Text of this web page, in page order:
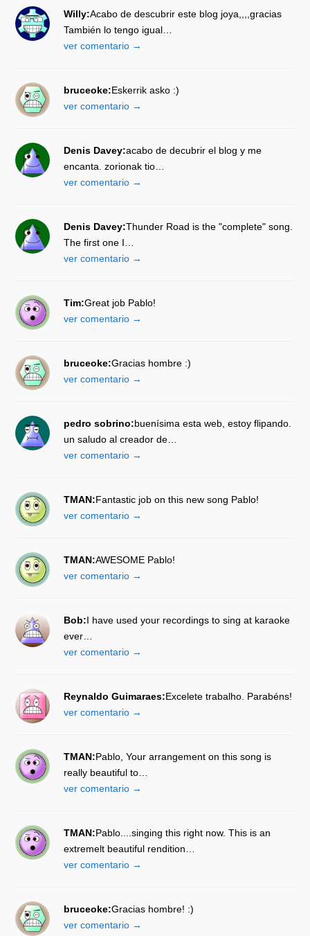
Willy:Acabo de descubrir este blog joya,,,,gracias
También lo tengo igual…
ver comentario →
bruceoke:Eskerrik asko :)
ver comentario →
Denis Davey:acabo de decubrir el blog y me
encanta. zorionak tio…
ver comentario →
Denis Davey:Thunder Road is the "complete" song.
The first one I…
ver comentario →
Tim:Great job Pablo!
ver comentario →
bruceoke:Gracias hombre :)
ver comentario →
pedro sobrino:buenísima esta web, estoy flipando.
un saludo al creador de…
ver comentario →
TMAN:Fantastic job on this new song Pablo!
ver comentario →
TMAN:AWESOME Pablo!
ver comentario →
Bob:I have used your recordings to sing at karaoke
ever…
ver comentario →
Reynaldo Guimaraes:Excelete trabalho. Parabéns!
ver comentario →
TMAN:Pablo, Your arrangement on this song is
really beautiful to…
ver comentario →
TMAN:Pablo....singing this right now. This is an
extremelt beautiful rendition…
ver comentario →
bruceoke:Gracias hombre! :)
ver comentario →